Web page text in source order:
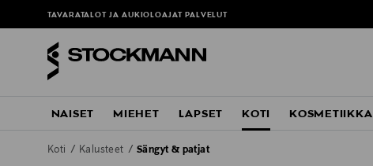
TAVARATALOT JA AUKIOLOAJAT PALVELUT
NAISET MIEHET LAPSET KOTI KOSMETIIKKA
Koti Kalusteet Sängyt & patjat